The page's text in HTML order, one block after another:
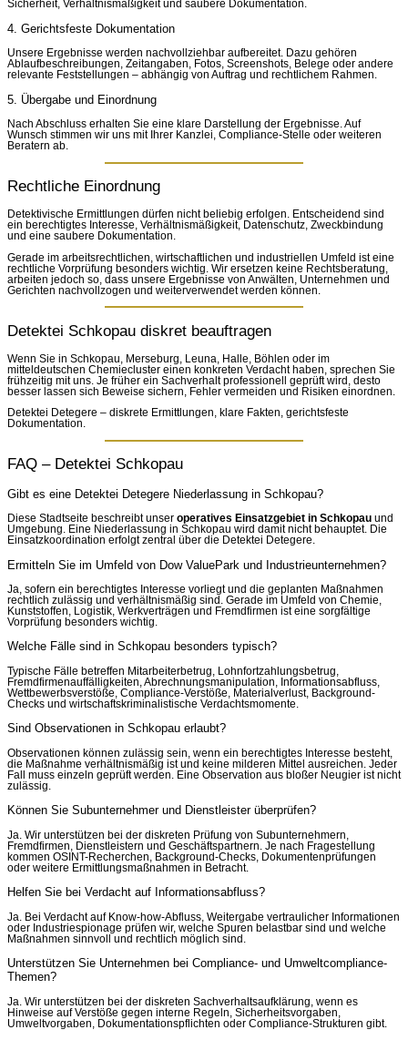
Sicherheit, Verhältnismäßigkeit und saubere Dokumentation.
4. Gerichtsfeste Dokumentation
Unsere Ergebnisse werden nachvollziehbar aufbereitet. Dazu gehören
Ablaufbeschreibungen, Zeitangaben, Fotos, Screenshots, Belege oder andere
relevante Feststellungen – abhängig von Auftrag und rechtlichem Rahmen.
5. Übergabe und Einordnung
Nach Abschluss erhalten Sie eine klare Darstellung der Ergebnisse. Auf
Wunsch stimmen wir uns mit Ihrer Kanzlei, Compliance-Stelle oder weiteren
Beratern ab.
Rechtliche Einordnung
Detektivische Ermittlungen dürfen nicht beliebig erfolgen. Entscheidend sind
ein berechtigtes Interesse, Verhältnismäßigkeit, Datenschutz, Zweckbindung
und eine saubere Dokumentation.
Gerade im arbeitsrechtlichen, wirtschaftlichen und industriellen Umfeld ist eine
rechtliche Vorprüfung besonders wichtig. Wir ersetzen keine Rechtsberatung,
arbeiten jedoch so, dass unsere Ergebnisse von Anwälten, Unternehmen und
Gerichten nachvollzogen und weiterverwendet werden können.
Detektei Schkopau diskret beauftragen
Wenn Sie in Schkopau, Merseburg, Leuna, Halle, Böhlen oder im
mitteldeutschen Chemiecluster einen konkreten Verdacht haben, sprechen Sie
frühzeitig mit uns. Je früher ein Sachverhalt professionell geprüft wird, desto
besser lassen sich Beweise sichern, Fehler vermeiden und Risiken einordnen.
Detektei Detegere – diskrete Ermittlungen, klare Fakten, gerichtsfeste
Dokumentation.
FAQ – Detektei Schkopau
Gibt es eine Detektei Detegere Niederlassung in Schkopau?
Diese Stadtseite beschreibt unser operatives Einsatzgebiet in Schkopau und
Umgebung. Eine Niederlassung in Schkopau wird damit nicht behauptet. Die
Einsatzkoordination erfolgt zentral über die Detektei Detegere.
Ermitteln Sie im Umfeld von Dow ValuePark und Industrieunternehmen?
Ja, sofern ein berechtigtes Interesse vorliegt und die geplanten Maßnahmen
rechtlich zulässig und verhältnismäßig sind. Gerade im Umfeld von Chemie,
Kunststoffen, Logistik, Werkverträgen und Fremdfirmen ist eine sorgfältige
Vorprüfung besonders wichtig.
Welche Fälle sind in Schkopau besonders typisch?
Typische Fälle betreffen Mitarbeiterbetrug, Lohnfortzahlungsbetrug,
Fremdfirmenauffälligkeiten, Abrechnungsmanipulation, Informationsabfluss,
Wettbewerbsverstöße, Compliance-Verstöße, Materialverlust, Background-
Checks und wirtschaftskriminalistische Verdachtsmomente.
Sind Observationen in Schkopau erlaubt?
Observationen können zulässig sein, wenn ein berechtigtes Interesse besteht,
die Maßnahme verhältnismäßig ist und keine milderen Mittel ausreichen. Jeder
Fall muss einzeln geprüft werden. Eine Observation aus bloßer Neugier ist nicht
zulässig.
Können Sie Subunternehmer und Dienstleister überprüfen?
Ja. Wir unterstützen bei der diskreten Prüfung von Subunternehmern,
Fremdfirmen, Dienstleistern und Geschäftspartnern. Je nach Fragestellung
kommen OSINT-Recherchen, Background-Checks, Dokumentenprüfungen
oder weitere Ermittlungsmaßnahmen in Betracht.
Helfen Sie bei Verdacht auf Informationsabfluss?
Ja. Bei Verdacht auf Know-how-Abfluss, Weitergabe vertraulicher Informationen
oder Industriespionage prüfen wir, welche Spuren belastbar sind und welche
Maßnahmen sinnvoll und rechtlich möglich sind.
Unterstützen Sie Unternehmen bei Compliance- und Umweltcompliance-
Themen?
Ja. Wir unterstützen bei der diskreten Sachverhaltsaufklärung, wenn es
Hinweise auf Verstöße gegen interne Regeln, Sicherheitsvorgaben,
Umweltvorgaben, Dokumentationspflichten oder Compliance-Strukturen gibt.